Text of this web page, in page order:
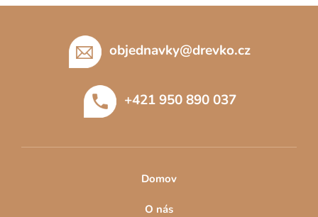
objednavky@drevko.cz
+421 950 890 037
Domov
O nás